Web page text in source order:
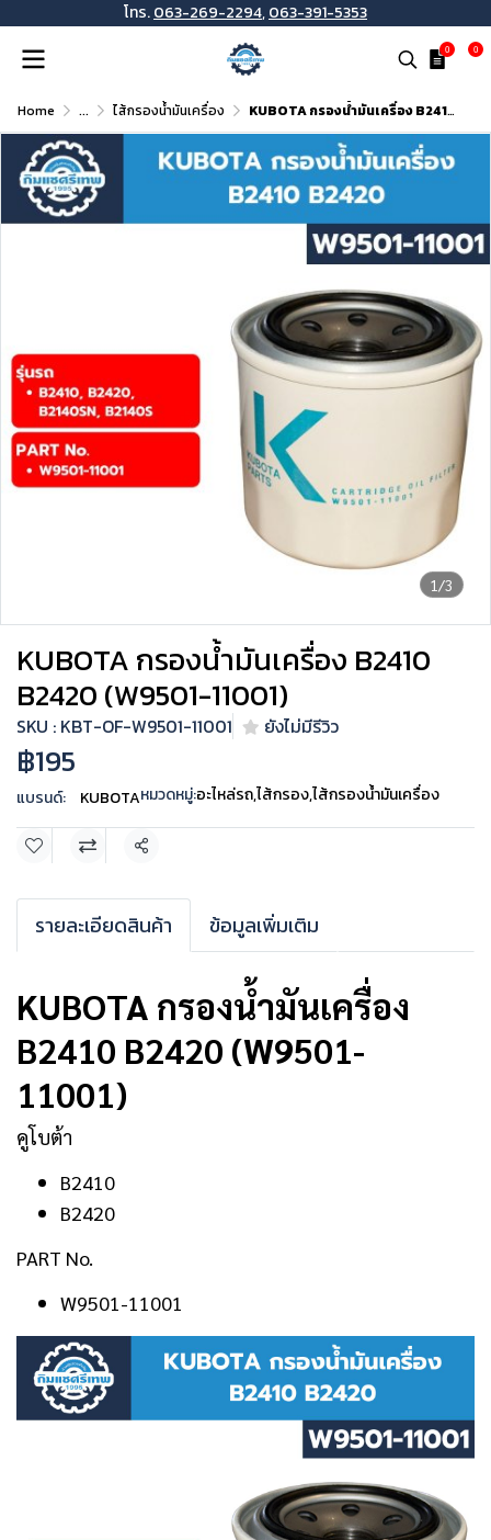
โทร.063-269-2294,063-391-5353
0 0
Home ... ไส้กรองน้ำมันเครื่อง KUBOTA กรองน้ำมันเครื่อง B2410 B2420 (W9501-11001)
1/3
KUBOTA กรองน้ำมันเครื่อง B2410
B2420 (W9501-11001)
SKU : KBT-OF-W9501-11001 ยังไม่มีรีวิว
฿195
แบรนด์: KUBOTAหมวดหมู่:อะไหล่รถ,ไส้กรอง,ไส้กรองน้ำมันเครื่อง
แชร์
รายละเอียดสินค้า ข้อมูลเพิ่มเติม
KUBOTA กรองน้ำมันเครื่อง
B2410 B2420 (W9501-
11001)
คูโบต้า
B2410
B2420
PART No.
W9501-11001